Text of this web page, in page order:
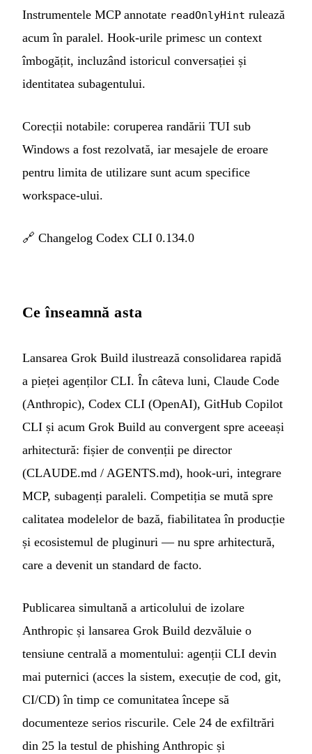
Instrumentele MCP annotate readOnlyHint rulează
acum în paralel. Hook-urile primesc un context
îmbogățit, incluzând istoricul conversației și
identitatea subagentului.
Corecții notabile: coruperea randării TUI sub
Windows a fost rezolvată, iar mesajele de eroare
pentru limita de utilizare sunt acum specifice
workspace-ului.
🔗 Changelog Codex CLI 0.134.0
Ce înseamnă asta
Lansarea Grok Build ilustrează consolidarea rapidă
a pieței agenților CLI. În câteva luni, Claude Code
(Anthropic), Codex CLI (OpenAI), GitHub Copilot
CLI și acum Grok Build au convergent spre aceeași
arhitectură: fișier de convenții pe director
(CLAUDE.md / AGENTS.md), hook-uri, integrare
MCP, subagenți paraleli. Competiția se mută spre
calitatea modelelor de bază, fiabilitatea în producție
și ecosistemul de pluginuri — nu spre arhitectură,
care a devenit un standard de facto.
Publicarea simultană a articolului de izolare
Anthropic și lansarea Grok Build dezvăluie o
tensiune centrală a momentului: agenții CLI devin
mai puternici (acces la sistem, execuție de cod, git,
CI/CD) în timp ce comunitatea începe să
documenteze serios riscurile. Cele 24 de exfiltrări
din 25 la testul de phishing Anthropic și